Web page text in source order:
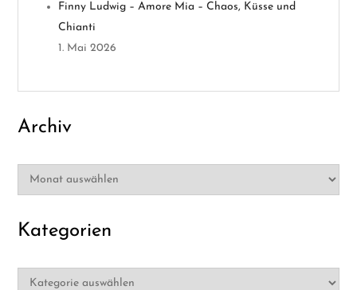
Finny Ludwig – Amore Mia – Chaos, Küsse und
Chianti
1. Mai 2026
Archiv
Archiv
Kategorien
Kategorien